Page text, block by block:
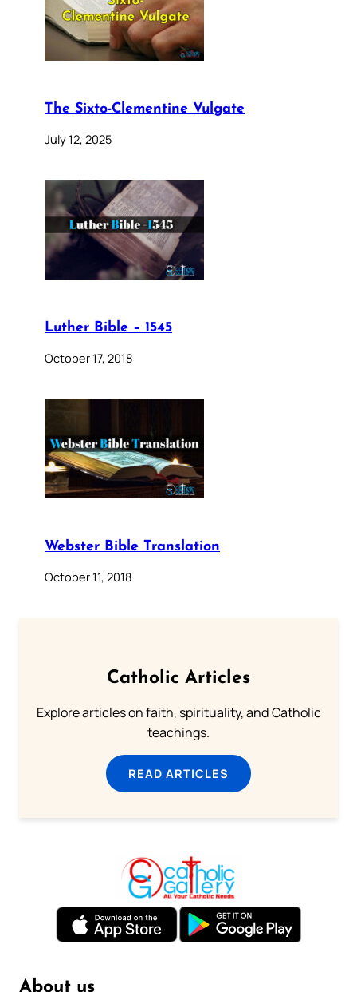
The Sixto-Clementine Vulgate
July 12, 2025
Luther Bible – 1545
October 17, 2018
Webster Bible Translation
October 11, 2018
Catholic Articles
Explore articles on faith, spirituality, and Catholic
teachings.
READ ARTICLES
About us